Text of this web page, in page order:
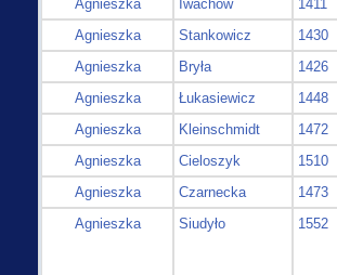
Agnieszka
Iwachów
1411
Agnieszka
Stankowicz
1430
Agnieszka
Bryła
1426
Agnieszka
Łukasiewicz
1448
Agnieszka
Kleinschmidt
1472
Agnieszka
Cieloszyk
1510
Agnieszka
Czarnecka
1473
Agnieszka
Siudyło 1552